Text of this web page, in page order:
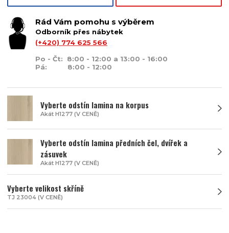
Rád Vám pomohu s výběrem
Odborník přes nábytek
(+420) 774 625 566
Po - Čt: 8:00 - 12:00 a 13:00 - 16:00
Pá: 8:00 - 12:00
Vyberte odstín lamina na korpus
Akát H1277 (V CENĚ)
Vyberte odstín lamina předních čel, dvířek a
zásuvek
Akát H1277 (V CENĚ)
Vyberte velikost skříně
TJ 23004 (V CENĚ)